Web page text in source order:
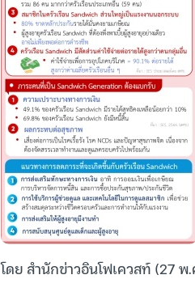
โดย สำนักข่าวอินโฟเควสท์ (27 พ